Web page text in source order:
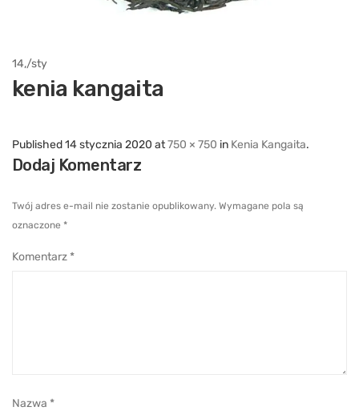
14,/sty
kenia kangaita
Published14 stycznia 2020 at750 × 750 in Kenia Kangaita.
Dodaj Komentarz
Twój adres e-mail nie zostanie opublikowany. Wymagane pola są
oznaczone *
Komentarz *
Nazwa *